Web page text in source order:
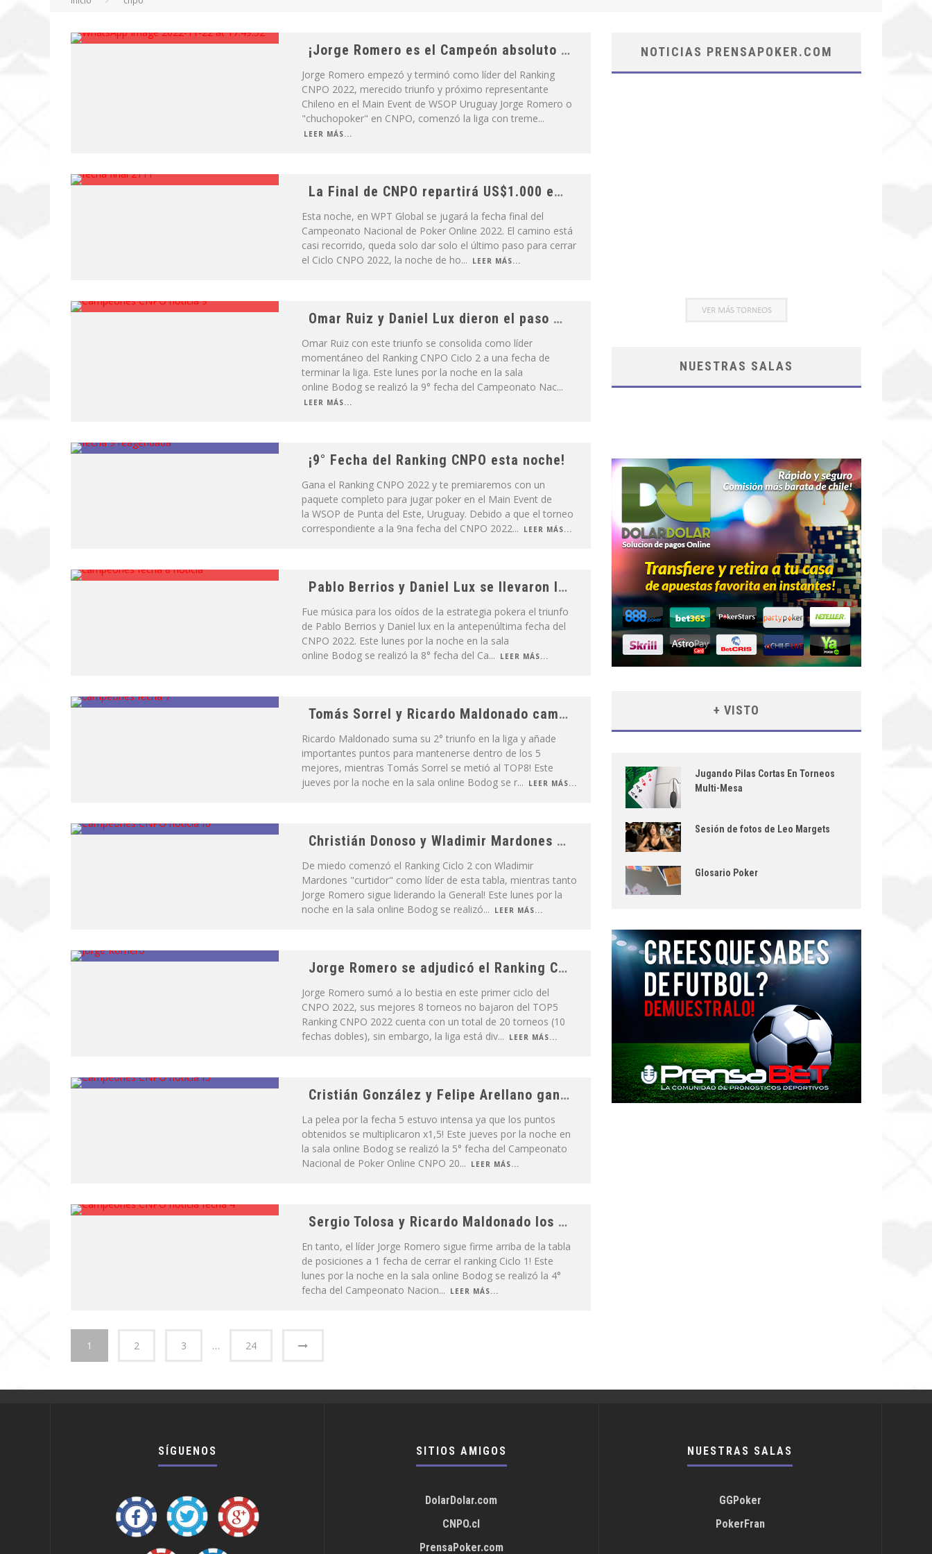
¡Jorge Romero es el Campeón absoluto del Ranking CNPO 2022!
Jorge Romero empezó y terminó como líder del Ranking
CNPO 2022, merecido triunfo y próximo representante
Chileno en el Main Event de WSOP Uruguay Jorge Romero o
"chuchopoker" en CNPO, comenzó la liga con treme...
LEER MÁS...
La Final de CNPO repartirá US$1.000 en premios garantizados!
Esta noche, en WPT Global se jugará la fecha final del
Campeonato Nacional de Poker Online 2022. El camino está
casi recorrido, queda solo dar solo el último paso para cerrar
el Ciclo CNPO 2022, la noche de ho... LEER MÁS...
Omar Ruiz y Daniel Lux dieron el paso más grande en la novena fecha del CNPO 2022
Omar Ruiz con este triunfo se consolida como líder
momentáneo del Ranking CNPO Ciclo 2 a una fecha de
terminar la liga. Este lunes por la noche en la sala
online Bodog se realizó la 9° fecha del Campeonato Nac...
LEER MÁS...
¡9° Fecha del Ranking CNPO esta noche!
Gana el Ranking CNPO 2022 y te premiaremos con un
paquete completo para jugar poker en el Main Event de
la WSOP de Punta del Este, Uruguay. Debido a que el torneo
correspondiente a la 9na fecha del CNPO 2022... LEER MÁS...
Pablo Berrios y Daniel Lux se llevaron la octava al estilo Beethoven
Fue música para los oídos de la estrategia pokera el triunfo
de Pablo Berrios y Daniel lux en la antepenúltima fecha del
CNPO 2022. Este lunes por la noche en la sala
online Bodog se realizó la 8° fecha del Ca... LEER MÁS...
Tomás Sorrel y Ricardo Maldonado campeones en la fecha 7 del CNPO
Ricardo Maldonado suma su 2° triunfo en la liga y añade
importantes puntos para mantenerse dentro de los 5
mejores, mientras Tomás Sorrel se metió al TOP8! Este
jueves por la noche en la sala online Bodog se r... LEER MÁS...
Christián Donoso y Wladimir Mardones se llevaron la fecha 6 del Ranking CNPO 2022
De miedo comenzó el Ranking Ciclo 2 con Wladimir
Mardones "curtidor" como líder de esta tabla, mientras tanto
Jorge Romero sigue liderando la General! Este lunes por la
noche en la sala online Bodog se realizó... LEER MÁS...
Jorge Romero se adjudicó el Ranking Ciclo 1 del CNPO 2022!
Jorge Romero sumó a lo bestia en este primer ciclo del
CNPO 2022, sus mejores 8 torneos no bajaron del TOP5
Ranking CNPO 2022 cuenta con un total de 20 torneos (10
fechas dobles), sin embargo, la liga está div... LEER MÁS...
Cristián González y Felipe Arellano ganaron la fecha más puntuada del Ciclo 1 CNPO 2022
La pelea por la fecha 5 estuvo intensa ya que los puntos
obtenidos se multiplicaron x1,5! Este jueves por la noche en
la sala online Bodog se realizó la 5° fecha del Campeonato
Nacional de Poker Online CNPO 20... LEER MÁS...
Sergio Tolosa y Ricardo Maldonado los campeones de la fecha 4 del CNPO
En tanto, el líder Jorge Romero sigue firme arriba de la tabla
de posiciones a 1 fecha de cerrar el ranking Ciclo 1! Este
lunes por la noche en la sala online Bodog se realizó la 4°
fecha del Campeonato Nacion... LEER MÁS...
1 2 3 … 24
NOTICIAS PRENSAPOKER.COM
NUESTRAS SALAS
+ VISTO
Jugando Pilas Cortas En Torneos
Multi-Mesa
Sesión de fotos de Leo Margets
Glosario Poker
SÍGUENOS SITIOS AMIGOS
DolarDolar.com
CNPO.cl
PrensaPoker.com
NUESTRAS SALAS
GGPoker
PokerFran